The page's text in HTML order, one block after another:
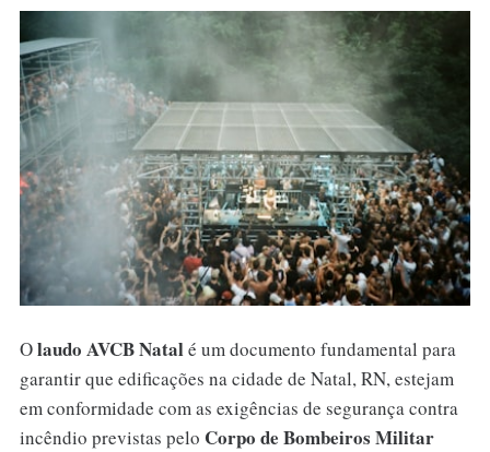
Olaudo AVCB Natalé um documento fundamental para
garantir que edificações na cidade de Natal, RN, estejam
em conformidade com as exigências de segurança contra
incêndio previstas pelo Corpo de Bombeiros Militar